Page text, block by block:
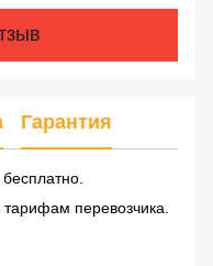
Гарантия
перевозчика.